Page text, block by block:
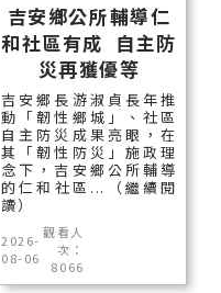
吉安鄉公所輔導仁
和社區有成 自主防
災再獲優等
吉安鄉長游淑貞長年推
動「韌性鄉城」、社區
自主防災成果亮眼，在
其「韌性防災」施政理
念下，吉安鄉公所輔導
的仁和社區...（繼續閱
讀）
2026-
08-06
觀看人
次：
8066